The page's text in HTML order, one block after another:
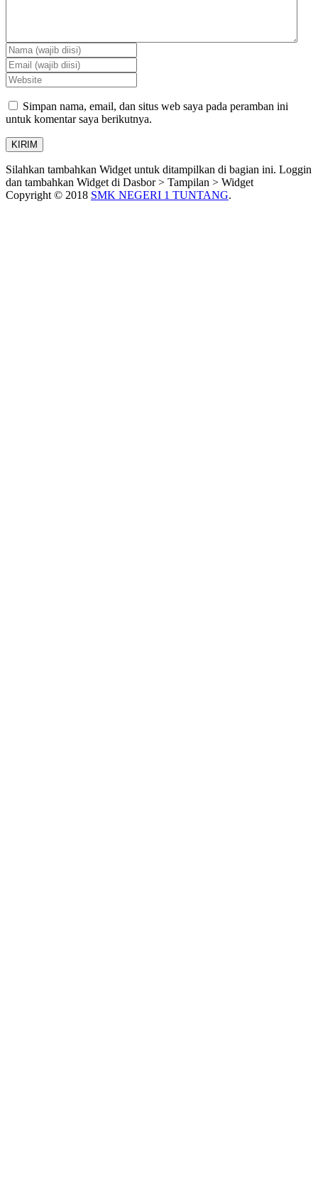
Simpan nama, email, dan situs web saya pada peramban ini
untuk komentar saya berikutnya.
Silahkan tambahkan Widget untuk ditampilkan di bagian ini. Loggin
dan tambahkan Widget di Dasbor > Tampilan > Widget
Copyright © 2018 SMK NEGERI 1 TUNTANG.